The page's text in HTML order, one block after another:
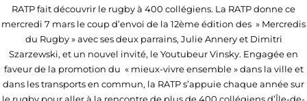
RATP fait découvrir le rugby à 400 collégiens. La RATP donne ce
mercredi 7 mars le coup d’envoi de la 12ème édition des » Mercredis
du Rugby » avec ses deux parrains, Julie Annery et Dimitri
Szarzewski, et un nouvel invité, le Youtubeur Vinsky. Engagée en
faveur de la promotion du « mieux-vivre ensemble » dans la ville et
dans les transports en commun, la RATP s’appuie chaque année sur
le rugby pour aller à la rencontre de plus de 400 collégiens d’Île-de-